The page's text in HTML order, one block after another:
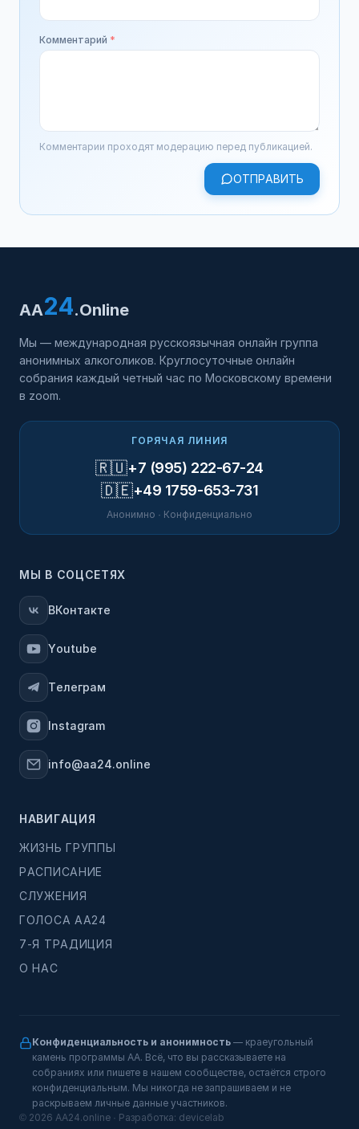
Комментарий *
Комментарии проходят модерацию перед публикацией.
ОТПРАВИТЬ
AA24.Online
Мы — международная русскоязычная онлайн группа
анонимных алкоголиков. Круглосуточные онлайн
собрания каждый четный час по Московскому времени
в zoom.
ГОРЯЧАЯ ЛИНИЯ
🇷🇺+7 (995) 222-67-24
🇩🇪+49 1759-653-731
Анонимно · Конфиденциально
МЫ В СОЦСЕТЯХ
ВКонтакте
Youtube
Телеграм
Instagram
info@aa24.online
НАВИГАЦИЯ
ЖИЗНЬ ГРУППЫ
РАСПИСАНИЕ
СЛУЖЕНИЯ
ГОЛОСА АА24
7-Я ТРАДИЦИЯ
О НАС
Конфиденциальность и анонимность — краеугольный
камень программы АА. Всё, что вы рассказываете на
собраниях или пишете в нашем сообществе, остаётся строго
конфиденциальным. Мы никогда не запрашиваем и не
раскрываем личные данные участников.
© 2026 AA24.online · Разработка: devicelab